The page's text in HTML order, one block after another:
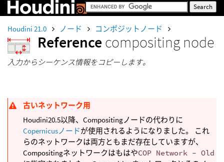
Houdini 21.0 ノード コンポジットノード
Reference compositing node
入力からシーケンス情報をコピーします。
古いネットワーク用
Houdini20.5以降、Compositingノードの代わりに
Copernicusノードが使用されるようになりました。 これ
らのネットワークは両方ともまだ存在していますが、
CompositingネットワークはもはやCOP Network - Old